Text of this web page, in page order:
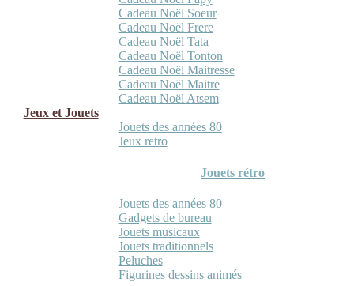
Cadeau Noël Soeur
Cadeau Noël Frere
Cadeau Noël Tata
Cadeau Noël Tonton
Cadeau Noël Maitresse
Cadeau Noël Maitre
Cadeau Noël Atsem
Jeux et Jouets
Jouets des années 80
Jeux retro
Jouets rétro
Jouets des années 80
Gadgets de bureau
Jouets musicaux
Jouets traditionnels
Peluches
Figurines dessins animés